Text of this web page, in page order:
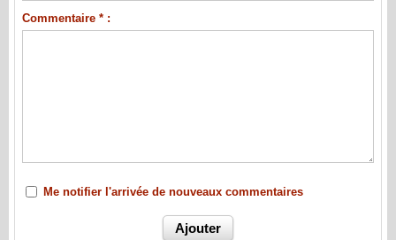
Commentaire * :
Me notifier l'arrivée de nouveaux commentaires